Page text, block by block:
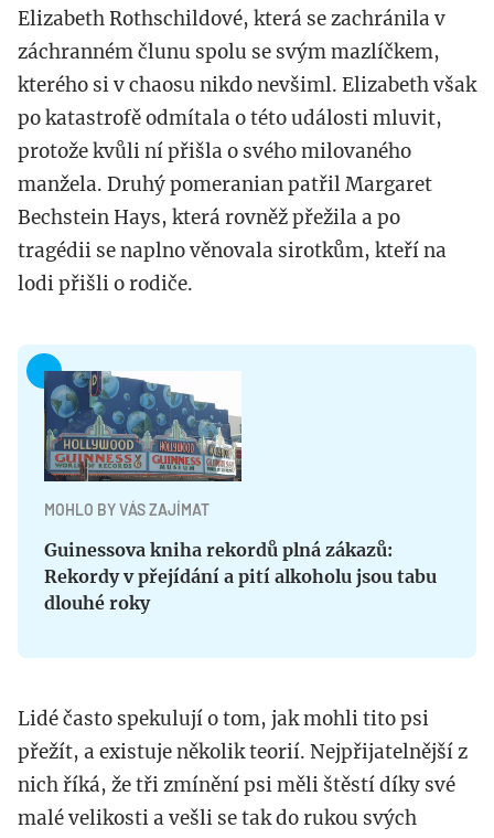
Elizabeth Rothschildové, která se zachránila v
záchranném člunu spolu se svým mazlíčkem,
kterého si v chaosu nikdo nevšiml. Elizabeth však
po katastrofě odmítala o této události mluvit,
protože kvůli ní přišla o svého milovaného
manžela. Druhý pomeranian patřil Margaret
Bechstein Hays, která rovněž přežila a po
tragédii se naplno věnovala sirotkům, kteří na
lodi přišli o rodiče.
MOHLO BY VÁS ZAJÍMAT
Guinessova kniha rekordů plná zákazů:
Rekordy v přejídání a pití alkoholu jsou tabu
dlouhé roky
Lidé často spekulují o tom, jak mohli tito psi
přežít, a existuje několik teorií. Nejpřijatelnější z
nich říká, že tři zmínění psi měli štěstí díky své
malé velikosti a vešli se tak do rukou svých